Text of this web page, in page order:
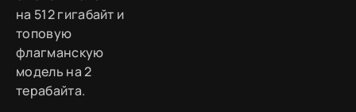
на 512 гигабайт и
топовую
флагманскую
модель на 2
терабайта.